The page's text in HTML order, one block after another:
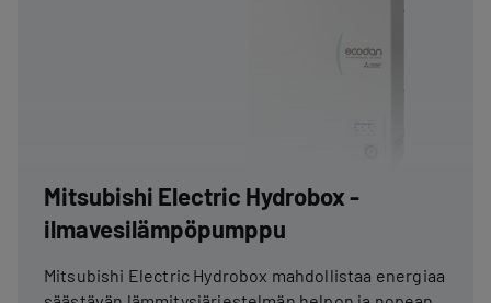
Mitsubishi Electric Hydrobox -
ilmavesilämpöpumppu
Mitsubishi Electric Hydrobox mahdollistaa energiaa